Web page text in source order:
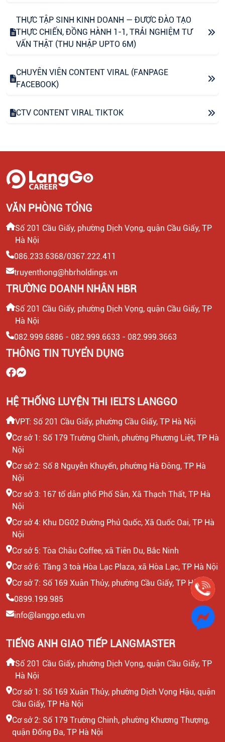
THỰC TẬP SINH KINH DOANH — ĐƯỢC ĐÀO TẠO
THỰC CHIẾN, ĐỒNG HÀNH 1-1, TRẢI NGHIỆM TƯ
VẤN THẬT (THU NHẬP UPTO 6M)
CHUYÊN VIÊN CONTENT VIRAL (FANPAGE
FACEBOOK)
CTV CONTENT VIRAL TIKTOK
30 TRIỆU)
LEADER SALE/ TRƯỞNG NHÓM KINH DOANH/ TƯ
CTV KIỂM TRA NĂNG LỰC TIẾNG ANH ĐẦU VÀO CHO
HỌC VIÊN
HEADTEACHER MẢNG TIẾNG ANH TRẺ EM
VĂN PHÒNG TỔNG
Số 201 Cầu Giấy, phường Dịch Vọng, quận Cầu Giấy, TP
Hà Nội
086.233.6368/0367.222.411
truyenthong@hbrholdings.vn
TRƯỜNG DOANH NHÂN HBR
Số 201 Cầu Giấy, phường Dịch Vọng, quận Cầu Giấy, TP
Hà Nội
082.999.6886 - 082.999.6633 - 082.999.3663
THÔNG TIN TUYỂN DỤNG
HỆ THỐNG LUYỆN THI IELTS LANGGO
VPT: Số 201 Cầu Giấy, phường Cầu Giấy, TP Hà Nội
Cơ sở 1: Số 179 Trường Chinh, phường Phương Liệt, TP Hà
Nội
Cơ sở 2: Số 8 Nguyễn Khuyến, phường Hà Đông, TP Hà
Nội
Cơ sở 3: 167 tổ dân phố Phố Săn, Xã Thạch Thất, TP Hà
Nội
Cơ sở 4: Khu DG02 Đường Phủ Quốc, Xã Quốc Oai, TP Hà
Nội
Cơ sở 5: Tòa Châu Coffee, xã Tiên Du, Bắc Ninh
Cơ sở 6: Tầng 3 toà Hòa Lạc Plaza, xã Hòa Lạc, TP Hà Nội
Cơ sở 7: Số 169 Xuân Thủy, phường Cầu Giấy, TP Hà Nội
0899.199.985
info@langgo.edu.vn
TIẾNG ANH GIAO TIẾP LANGMASTER
Số 201 Cầu Giấy, phường Dịch Vọng, quận Cầu Giấy, TP
Hà Nội
Cơ sở 1: Số 169 Xuân Thủy, phường Dịch Vọng Hậu, quận
Cầu Giấy, TP Hà Nội
Cơ sở 2: Số 179 Trường Chinh, phường Khương Thượng,
quận Đống Đa, TP Hà Nội